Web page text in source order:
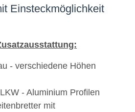
Einsteckmöglichkeit
- verschiedene Höhen
- Aluminium Profilen
mit